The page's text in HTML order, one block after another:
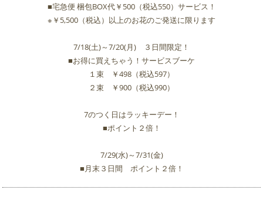
■宅急便 梱包BOX代￥500（税込550）サービス！
※￥5,500（税込）以上のお花のご発送に限ります
7/18(土)～7/20(月) ３日間限定！
■お得に買えちゃう！サービスブーケ
１束 ￥498（税込597）
２束 ￥900（税込990）
7のつく日はラッキーデー！
■ポイント２倍！
7/29(水)～7/31(金)
■月末３日間 ポイント２倍！